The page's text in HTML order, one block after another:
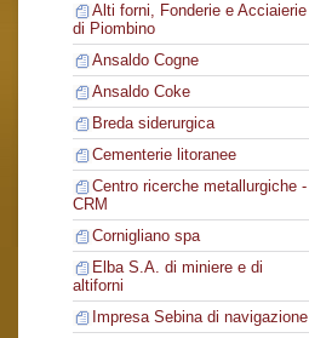
Alti forni, Fonderie e Acciaierie
di Piombino
Ansaldo Cogne
Ansaldo Coke
Breda siderurgica
Cementerie litoranee
Centro ricerche metallurgiche -
CRM
Cornigliano spa
Elba S.A. di miniere e di
altiforni
Impresa Sebina di navigazione